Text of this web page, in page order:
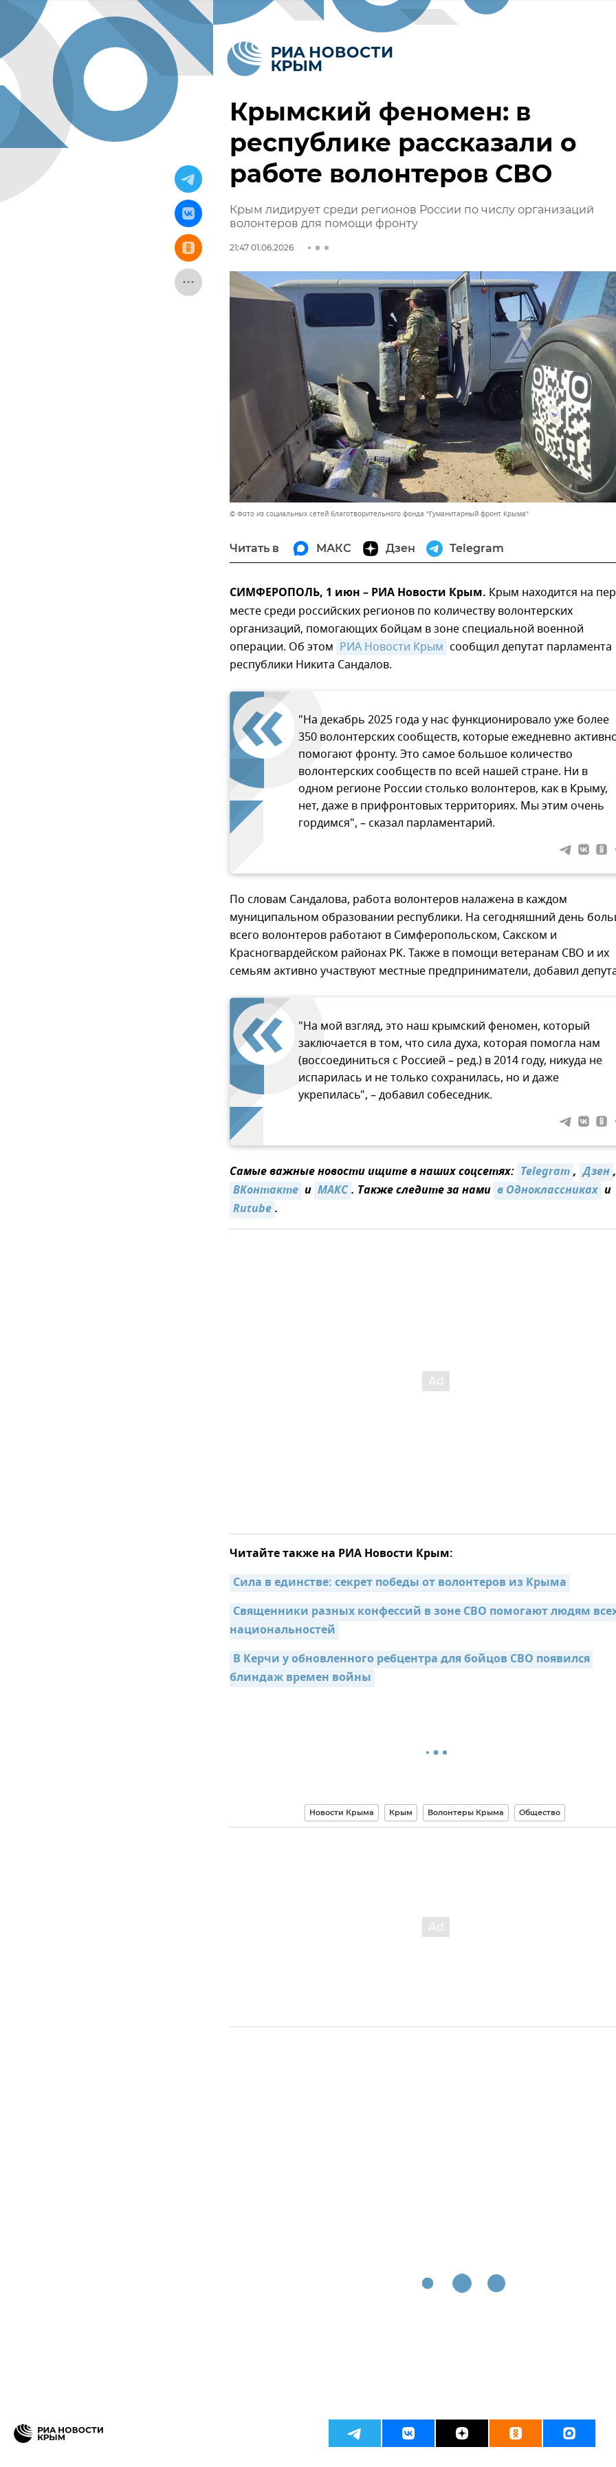
Крымский феномен: в
республике рассказали о
работе волонтеров СВО
Крым лидирует среди регионов России по числу организаций
волонтеров для помощи фронту
21:47 01.06.2026
© Фото из социальных сетей благотворительного фонда "Гуманитарный фронт Крыма"
Читать в МАКС Дзен Telegram
СИМФЕРОПОЛЬ, 1 июн – РИА Новости Крым. Крым находится на
месте среди российских регионов по количеству волонтерских
организаций, помогающих бойцам в зоне специальной военной
операции. Об этом РИА Новости Крым сообщил депутат парламента
республики Никита Сандалов.
"На декабрь 2025 года у нас функционировало уже более
350 волонтерских сообществ, которые ежедневно
помогают фронту. Это самое большое количество
волонтерских сообществ по всей нашей стране. Ни в
одном регионе России столько волонтеров, как в Крыму,
нет, даже в прифронтовых территориях. Мы этим очень
гордимся", – сказал парламентарий.
По словам Сандалова, работа волонтеров налажена в каждом
муниципальном образовании республики. На сегодняшний день
всего волонтеров работают в Симферопольском, Сакском и
Красногвардейском районах РК. Также в помощи ветеранам СВО и их
семьям активно участвуют местные предприниматели, добавил
"На мой взгляд, это наш крымский феномен, который
заключается в том, что сила духа, которая помогла нам
(воссоединиться с Россией – ред.) в 2014 году, никуда не
испарилась и не только сохранилась, но и даже
укрепилась", – добавил собеседник.
Самые важные новости ищите в наших соцсетях: Telegram, Дзен,
ВКонтакте и МАКС. Также следите за нами в Одноклассниках и
Rutube.
Читайте также на РИА Новости Крым:
Сила в единстве: секрет победы от волонтеров из Крыма
Священники разных конфессий в зоне СВО помогают людям
национальностей
В Керчи у обновленного ребцентра для бойцов СВО появился
блиндаж времен войны
Новости Крыма Крым Волонтеры Крыма Общество